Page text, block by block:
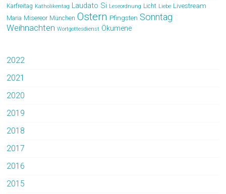
Karfreitag Katholikentag Laudato Si Leseordnung Licht Liebe Livestream
Maria Misereor München Ostern Pfingsten Sonntag
Weihnachten Wortgottesdienst Ökumene
2022
2021
2020
2019
2018
2017
2016
2015